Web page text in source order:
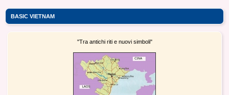
BASIC VIETNAM
"Tra antichi riti e nuovi simboli"